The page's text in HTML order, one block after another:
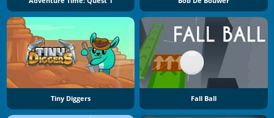
Tiny Diggers Fall Ball